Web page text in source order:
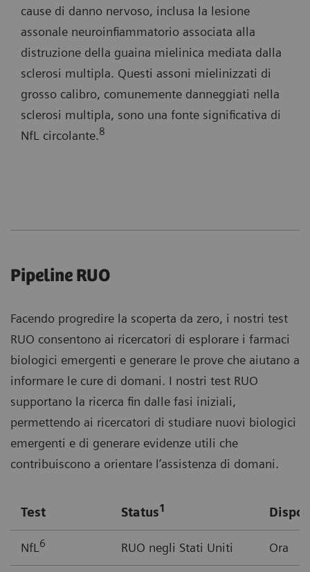
cause di danno nervoso, inclusa la lesione
assonale neuroinfiammatorio associata alla
distruzione della guaina mielinica mediata dalla
sclerosi multipla. Questi assoni mielinizzati di
grosso calibro, comunemente danneggiati nella
sclerosi multipla, sono una fonte significativa di
NfL circolante.8
Pipeline RUO
Facendo progredire la scoperta da zero, i nostri test
RUO consentono ai ricercatori di esplorare i farmaci
biologici emergenti e generare le prove che aiutano a
informare le cure di domani. I nostri test RUO
supportano la ricerca fin dalle fasi iniziali,
permettendo ai ricercatori di studiare nuovi biologici
emergenti e di generare evidenze utili che
contribuiscono a orientare l’assistenza di domani.
Test Status1
NfL 6 RUO negli Stati Uniti Ora